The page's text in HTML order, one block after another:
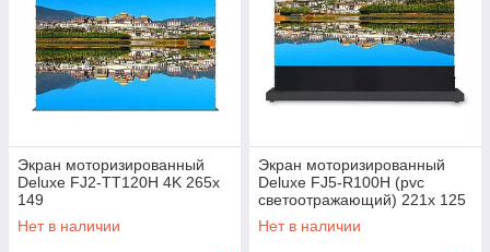
Экран моторизированный
Deluxe FJ2-TT120H 4K 265х
149
Нет в наличии
Экран моторизированный
Deluxe FJ5-R100H (pvc
светоотражающий) 221x 125
Нет в наличии